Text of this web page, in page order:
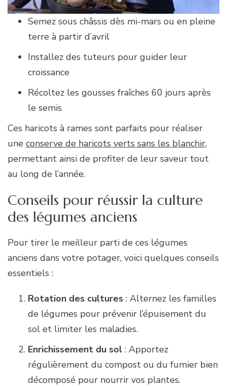
Semez sous châssis dès mi-mars ou en pleine
terre à partir d’avril
Installez des tuteurs pour guider leur
croissance
Récoltez les gousses fraîches 60 jours après
le semis
Ces haricots à rames sont parfaits pour réaliser
une conserve de haricots verts sans les blanchir,
permettant ainsi de profiter de leur saveur tout
au long de l’année.
Conseils pour réussir la culture
des légumes anciens
Pour tirer le meilleur parti de ces légumes
anciens dans votre potager, voici quelques conseils
essentiels :
Rotation des cultures : Alternez les familles
de légumes pour prévenir l’épuisement du
sol et limiter les maladies.
Enrichissement du sol : Apportez
régulièrement du compost ou du fumier bien
décomposé pour nourrir vos plantes.